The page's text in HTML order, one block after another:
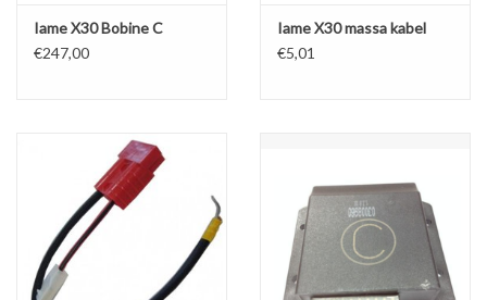
Iame X30 Bobine C
€247,00
Iame X30 massa kabel
€5,01